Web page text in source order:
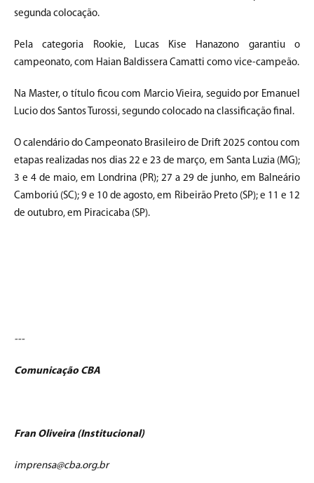
segunda colocação.
Pela categoria Rookie, Lucas Kise Hanazono garantiu o
campeonato, com Haian Baldissera Camatti como vice-campeão.
Na Master, o título ficou com Marcio Vieira, seguido por Emanuel
Lucio dos Santos Turossi, segundo colocado na classificação final.
O calendário do Campeonato Brasileiro de Drift 2025 contou com
etapas realizadas nos dias 22 e 23 de março, em Santa Luzia (MG);
3 e 4 de maio, em Londrina (PR); 27 a 29 de junho, em Balneário
Camboriú (SC); 9 e 10 de agosto, em Ribeirão Preto (SP); e 11 e 12
de outubro, em Piracicaba (SP).
---
Comunicação CBA
Fran Oliveira (Institucional)
imprensa@cba.org.br